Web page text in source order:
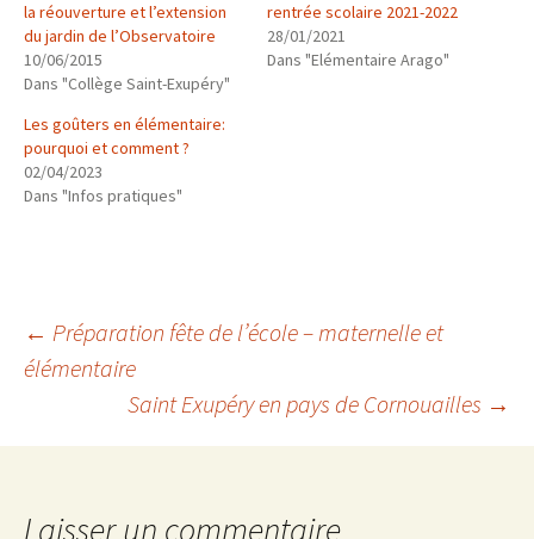
la réouverture et l’extension
du jardin de l’Observatoire
10/06/2015
Dans "Collège Saint-Exupéry"
rentrée scolaire 2021-2022
28/01/2021
Dans "Elémentaire Arago"
Les goûters en élémentaire:
pourquoi et comment ?
02/04/2023
Dans "Infos pratiques"
Navigation
← Préparation fête de l’école – maternelle et
élémentaire
Saint Exupéry en pays de Cornouailles →
Laisser un commentaire